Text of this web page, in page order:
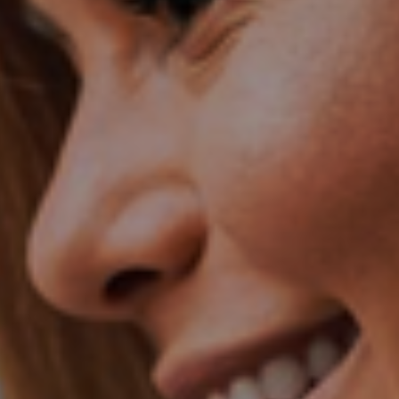
Hungary
Indonesia
Middle East
Oman
Portugal
Serbia
Spain